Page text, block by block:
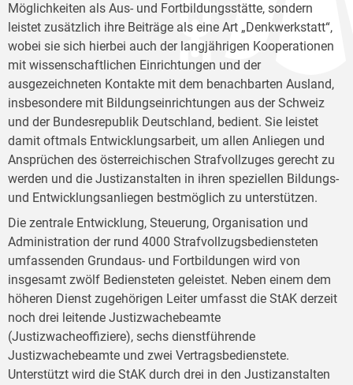
Möglichkeiten als Aus- und Fortbildungsstätte, sondern
leistet zusätzlich ihre Beiträge als eine Art „Denkwerkstatt“,
wobei sie sich hierbei auch der langjährigen Kooperationen
mit wissenschaftlichen Einrichtungen und der
ausgezeichneten Kontakte mit dem benachbarten Ausland,
insbesondere mit Bildungseinrichtungen aus der Schweiz
und der Bundesrepublik Deutschland, bedient. Sie leistet
damit oftmals Entwicklungsarbeit, um allen Anliegen und
Ansprüchen des österreichischen Strafvollzuges gerecht zu
werden und die Justizanstalten in ihren speziellen Bildungs-
und Entwicklungsanliegen bestmöglich zu unterstützen.
Die zentrale Entwicklung, Steuerung, Organisation und
Administration der rund 4000 Strafvollzugsbediensteten
umfassenden Grundaus- und Fortbildungen wird von
insgesamt zwölf Bediensteten geleistet. Neben einem dem
höheren Dienst zugehörigen Leiter umfasst die StAK derzeit
noch drei leitende Justizwachebeamte
(Justizwacheoffiziere), sechs dienstführende
Justizwachebeamte und zwei Vertragsbedienstete.
Unterstützt wird die StAK durch drei in den Justizanstalten